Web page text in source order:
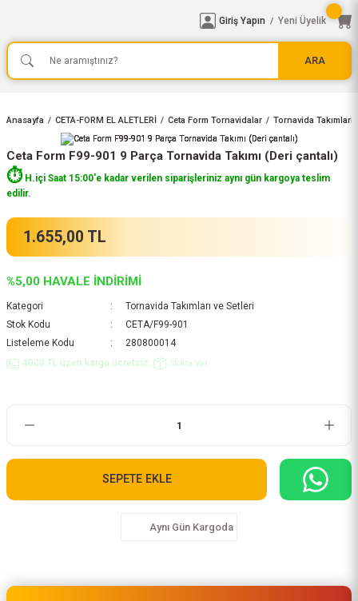
ARA
Giriş Yapın / Yeni Üyelik
Anasayfa CETA-FORM EL ALETLERİ Ceta Form Tornavidalar Tornavida Takımları
Ceta Form F99-901 9 Parça Tornavida Takımı (Deri çantalı)
⏱️H.içi Saat 15:00'e kadar verilen siparişleriniz aynı gün kargoya teslim
edilir.
1.655,00 TL
%5,00 HAVALE İNDİRİMİ
Kategori
Tornavida Takımları ve Setleri
Stok Kodu
CETA/F99-901
Listeleme Kodu
280800014
4000 TL üzeri kargo ücretsiz..
Stokta Var
SEPETE EKLE
Aynı Gün Kargoda